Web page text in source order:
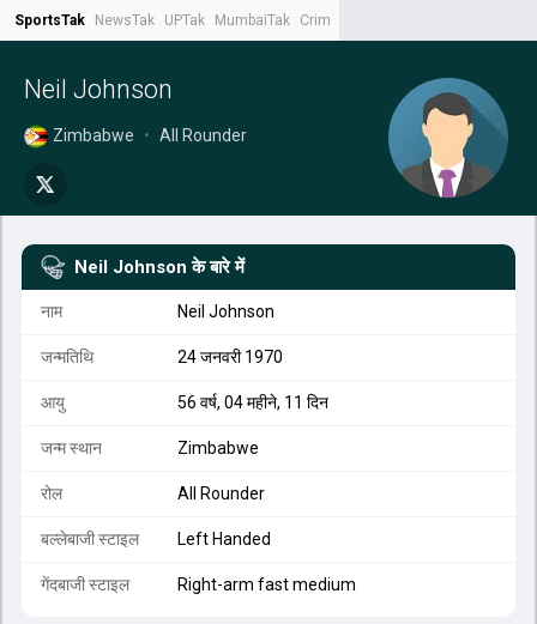
SportsTak NewsTak UPTak MumbaiTak CrimeTak
Neil Johnson
Zimbabwe • All Rounder
Neil Johnson के बारे में
नाम Neil Johnson
जन्मतिथि 24 जनवरी 1970
आयु 56 वर्ष, 04 महीने, 11 दिन
जन्म स्थान Zimbabwe
रोल All Rounder
बल्लेबाजी स्टाइल Left Handed
गेंदबाजी स्टाइल Right-arm fast medium